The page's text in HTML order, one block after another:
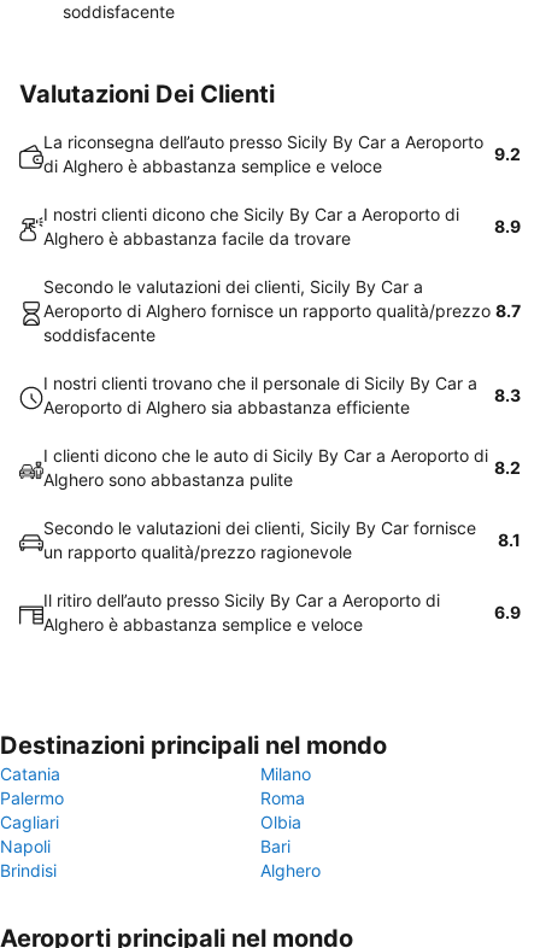
soddisfacente
Valutazioni Dei Clienti
La riconsegna dell’auto presso Sicily By Car a Aeroporto
di Alghero è abbastanza semplice e veloce
9.2
I nostri clienti dicono che Sicily By Car a Aeroporto di
Alghero è abbastanza facile da trovare
8.9
Secondo le valutazioni dei clienti, Sicily By Car a
Aeroporto di Alghero fornisce un rapporto qualità/prezzo
soddisfacente
8.7
I nostri clienti trovano che il personale di Sicily By Car a
Aeroporto di Alghero sia abbastanza efficiente
8.3
I clienti dicono che le auto di Sicily By Car a Aeroporto di
Alghero sono abbastanza pulite
8.2
Secondo le valutazioni dei clienti, Sicily By Car fornisce
un rapporto qualità/prezzo ragionevole
8.1
Il ritiro dell’auto presso Sicily By Car a Aeroporto di
Alghero è abbastanza semplice e veloce
6.9
Destinazioni principali nel mondo
Catania
Milano
Palermo
Roma
Cagliari
Olbia
Napoli
Bari
Brindisi
Alghero
Aeroporti principali nel mondo